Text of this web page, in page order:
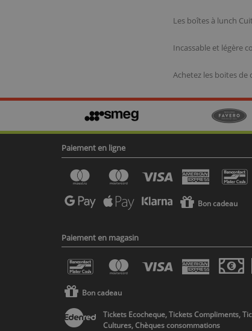
Les boîtes à lunch
Incassable et légère
Achetez les boites
Paiement en ligne
Bon cadeau
Paiement en magasin
Bon cadeau
Tickets Ecocheque, Tickets Compliments,
Cultures, Chèques consommations